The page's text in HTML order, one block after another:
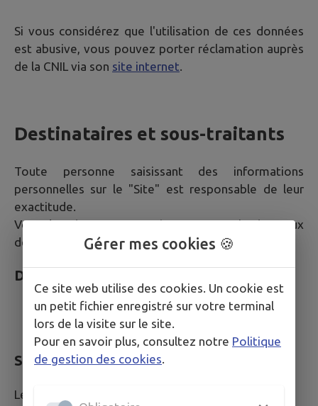
Si vous considérez que l'utilisation de ces données
est abusive, vous pouvez porter réclamation auprès
de la CNIL via son site internet.
Destinataires et sous-traitants
Toute personne saisissant des informations
personnelles sur le "Site" est responsable de leur
exactitude.
Vos données peuvent être communiquées aux
destinataires suivants.
Destinataires internes
Services de la Mairie compétents selon la
nature de votre demande
Sous-traitants et prestataires techniques
Les sous-traitants suivants peuvent accéder à vos
Gérer mes cookies 🍪
Ce site web utilise des cookies. Un cookie est
un petit fichier enregistré sur votre terminal
lors de la visite sur le site.
Pour en savoir plus, consultez notre Politique
de gestion des cookies